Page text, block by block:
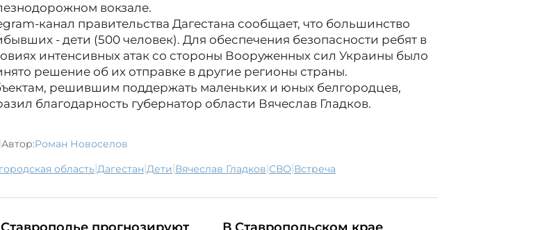
вокзале.
канал правительства Дагестана сообщает, что большинство
- дети (500 человек). Для обеспечения безопасности ребят в
интенсивных атак со стороны Вооруженных сил Украины было
решение об их отправке в другие регионы страны.
решившим поддержать маленьких и юных белгородцев,
благодарность губернатор области Вячеслав Гладков.
Автор:Роман Новоселов
область| Дагестан| дети| Вячеслав Гладков| СВО| встреча